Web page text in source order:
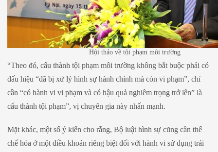
Hội thảo về tội phạm môi trường
“Theo đó, cấu thành tội phạm môi trường không bắt buộc phải có
dấu hiệu “đã bị xử lý hình sự hành chính mà còn vi phạm”, chỉ
cần “có hành vi vi phạm và có hậu quả nghiêm trọng trở lên” là
cấu thành tội phạm”, vị chuyên gia này nhấn mạnh.
Mặt khác, một số ý kiến cho rằng, Bộ luật hình sự cũng cần thể
chế hóa ở một điều khoản riêng biệt đối với hành vi sử dụng trái